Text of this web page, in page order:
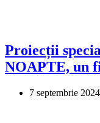
Proiecții
NOAPTE, un
7 septembrie 2024